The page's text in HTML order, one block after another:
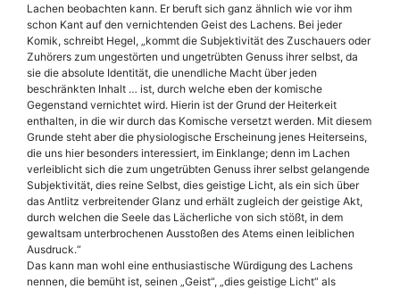
Lachen beobachten kann. Er beruft sich ganz ähnlich wie vor ihm
schon Kant auf den vernichtenden Geist des Lachens. Bei jeder
Komik, schreibt Hegel, „kommt die Subjektivität des Zuschauers oder
Zuhörers zum ungestörten und ungetrübten Genuss ihrer selbst, da
sie die absolute Identität, die unendliche Macht über jeden
beschränkten Inhalt … ist, durch welche eben der komische
Gegenstand vernichtet wird. Hierin ist der Grund der Heiterkeit
enthalten, in die wir durch das Komische versetzt werden. Mit diesem
Grunde steht aber die physiologische Erscheinung jenes Heiterseins,
die uns hier besonders interessiert, im Einklange; denn im Lachen
verleiblicht sich die zum ungetrübten Genuss ihrer selbst gelangende
Subjektivität, dies reine Selbst, dies geistige Licht, als ein sich über
das Antlitz verbreitender Glanz und erhält zugleich der geistige Akt,
durch welchen die Seele das Lächerliche von sich stößt, in dem
gewaltsam unterbrochenen Ausstoßen des Atems einen leiblichen
Ausdruck.“
Das kann man wohl eine enthusiastische Würdigung des Lachens
nennen, die bemüht ist, seinen „Geist“, „dies geistige Licht“ als